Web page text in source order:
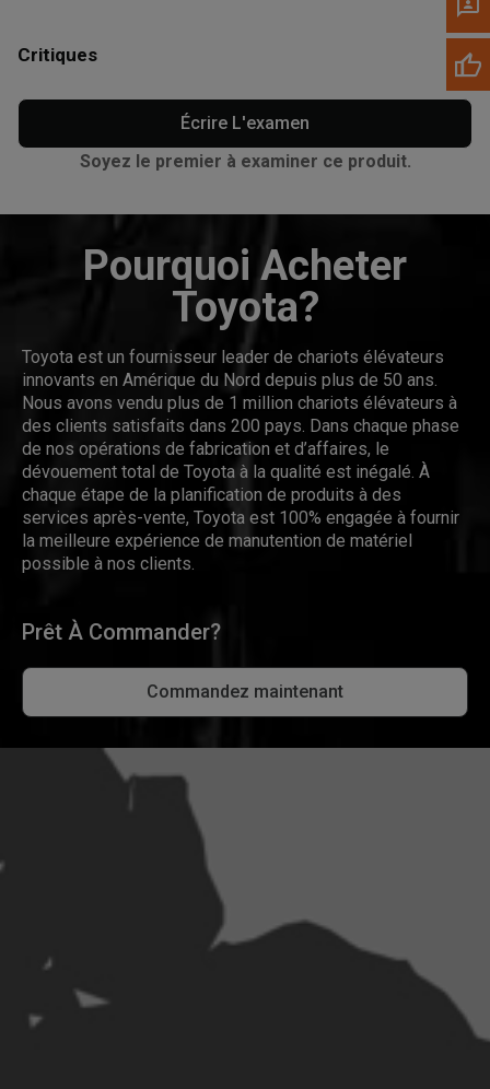
Critiques
Écrire L'examen
Soyez le premier à examiner ce produit.
Pourquoi Acheter
Toyota?
Toyota est un fournisseur leader de chariots élévateurs
innovants en Amérique du Nord depuis plus de 50 ans.
Nous avons vendu plus de 1 million chariots élévateurs à
des clients satisfaits dans 200 pays. Dans chaque phase
de nos opérations de fabrication et d’affaires, le
dévouement total de Toyota à la qualité est inégalé. À
chaque étape de la planification de produits à des
services après-vente, Toyota est 100% engagée à fournir
la meilleure expérience de manutention de matériel
possible à nos clients.
Prêt À Commander?
Commandez maintenant